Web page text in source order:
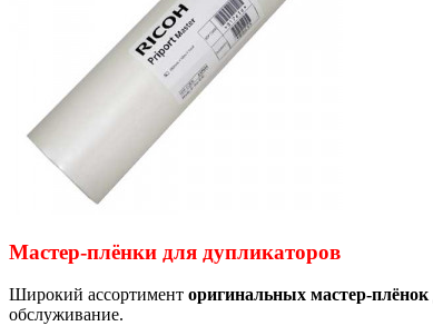
Мастер-плёнки для дупликаторов
Широкий ассортимент оригинальных мастер-плёнок
обслуживание.